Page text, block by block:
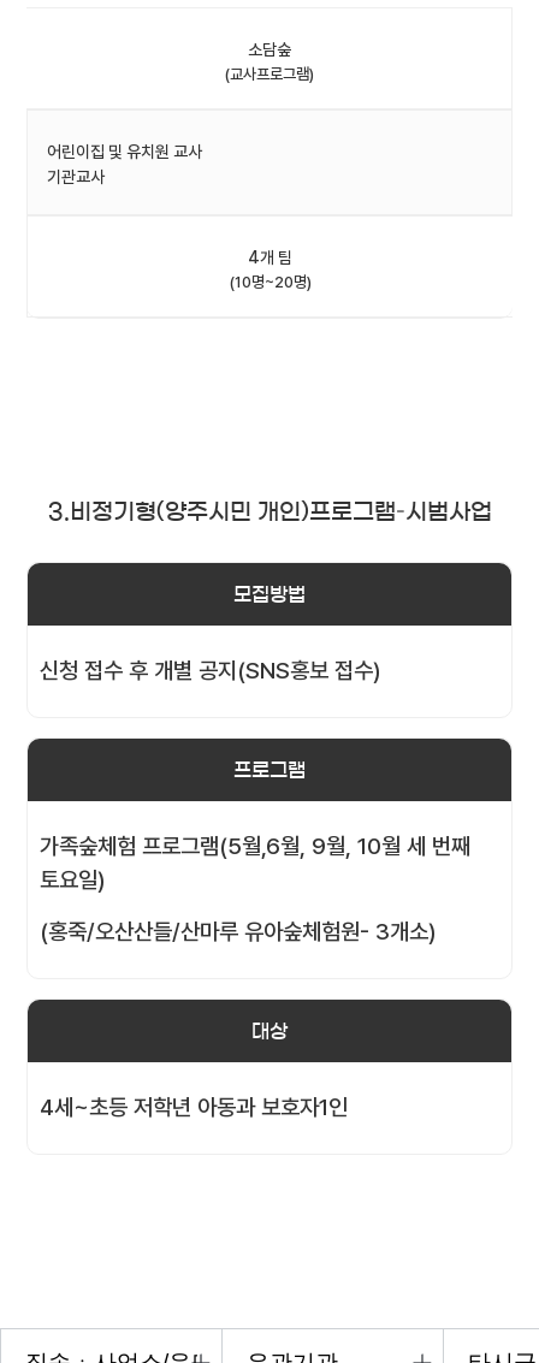
소담숲
(교사프로그램)
어린이집 및 유치원 교사
기관교사
4개 팀
(10명~20명)
3.비정기형(양주시민 개인)프로그램–시범사업
모집방법
신청 접수 후 개별 공지(SNS홍보 접수)
프로그램
가족숲체험 프로그램(5월,6월, 9월, 10월 세 번째
토요일)
(홍죽/오산산들/산마루 유아숲체험원- 3개소)
대상
4세~초등 저학년 아동과 보호자1인